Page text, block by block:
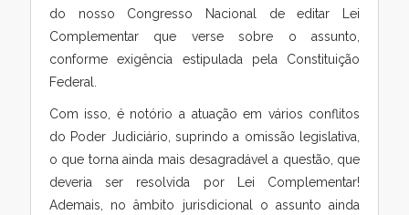
do nosso Congresso Nacional de editar Lei
Complementar que verse sobre o assunto,
conforme exigência estipulada pela Constituição
Federal.
Com isso, é notório a atuação em vários conflitos
do Poder Judiciário, suprindo a omissão legislativa,
o que torna ainda mais desagradável a questão, que
deveria ser resolvida por Lei Complementar!
Ademais, no âmbito jurisdicional o assunto ainda